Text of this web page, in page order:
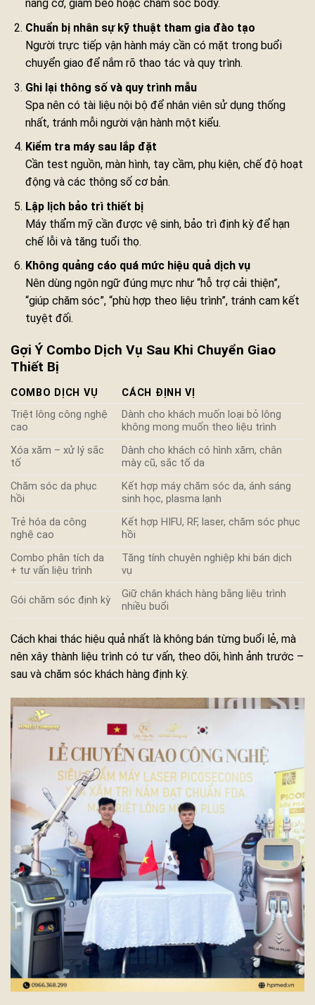
nâng cơ, giảm béo hoặc chăm sóc body.
Chuẩn bị nhân sự kỹ thuật tham gia đào tạo
Người trực tiếp vận hành máy cần có mặt trong buổi
chuyển giao để nắm rõ thao tác và quy trình.
Ghi lại thông số và quy trình mẫu
Spa nên có tài liệu nội bộ để nhân viên sử dụng thống
nhất, tránh mỗi người vận hành một kiểu.
Kiểm tra máy sau lắp đặt
Cần test nguồn, màn hình, tay cầm, phụ kiện, chế độ hoạt
động và các thông số cơ bản.
Lập lịch bảo trì thiết bị
Máy thẩm mỹ cần được vệ sinh, bảo trì định kỳ để hạn
chế lỗi và tăng tuổi thọ.
Không quảng cáo quá mức hiệu quả dịch vụ
Nên dùng ngôn ngữ đúng mực như “hỗ trợ cải thiện”,
“giúp chăm sóc”, “phù hợp theo liệu trình”, tránh cam kết
tuyệt đối.
Gợi Ý Combo Dịch Vụ Sau Khi Chuyển Giao
Thiết Bị
COMBO DỊCH VỤ
CÁCH ĐỊNH VỊ
Triệt lông công nghệ
cao
Dành cho khách muốn loại bỏ lông
không mong muốn theo liệu trình
Xóa xăm – xử lý sắc
tố
Dành cho khách có hình xăm, chân
mày cũ, sắc tố da
Chăm sóc da phục
hồi
Kết hợp máy chăm sóc da, ánh sáng
sinh học, plasma lạnh
Trẻ hóa da công
nghệ cao
Kết hợp HIFU, RF, laser, chăm sóc phục
hồi
Combo phân tích da
+ tư vấn liệu trình
Tăng tính chuyên nghiệp khi bán dịch
vụ
Gói chăm sóc định kỳ
Giữ chân khách hàng bằng liệu trình
nhiều buổi
Cách khai thác hiệu quả nhất là không bán từng buổi lẻ, mà
nên xây thành liệu trình có tư vấn, theo dõi, hình ảnh trước –
sau và chăm sóc khách hàng định kỳ.